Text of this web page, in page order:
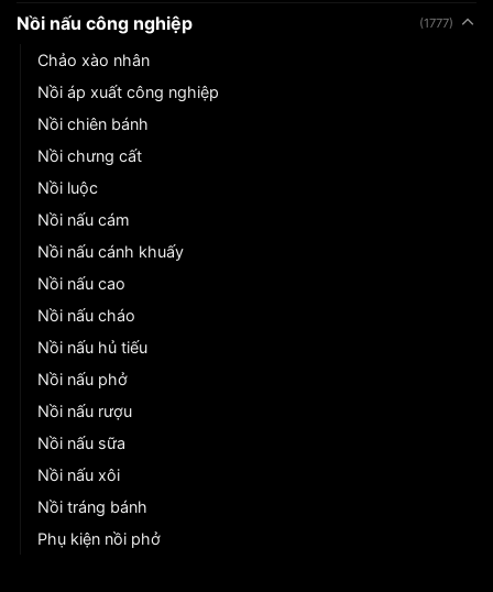
Nồi nấu công nghiệp (1777)
Chảo xào nhân
Nồi áp xuất công nghiệp
Nồi chiên bánh
Nồi chưng cất
Nồi luộc
Nồi nấu cám
Nồi nấu cánh khuấy
Nồi nấu cao
Nồi nấu cháo
Nồi nấu hủ tiếu
Nồi nấu phở
Nồi nấu rượu
Nồi nấu sữa
Nồi nấu xôi
Nồi tráng bánh
Phụ kiện nồi phở